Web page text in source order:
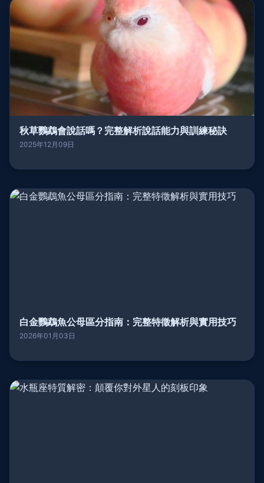
秋草鸚鵡會說話嗎？完整解析說話能力與訓練秘訣
2025年12月09日
白金鸚鵡魚公母區分指南：完整特徵解析與實用技巧
2026年01月03日